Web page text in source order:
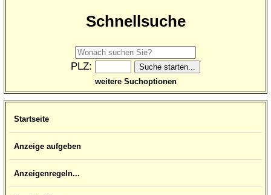
Schnellsuche
PLZ:
weitere Suchoptionen
Startseite
Anzeige aufgeben
Anzeigenregeln...